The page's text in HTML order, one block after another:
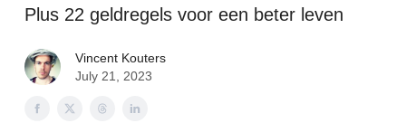
Plus 22 geldregels voor een beter leven
Vincent Kouters
July 21, 2023